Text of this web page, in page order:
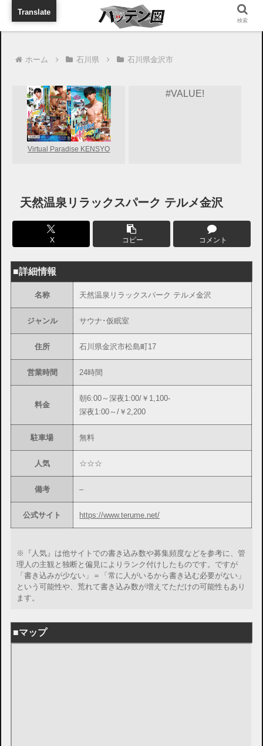
旅行に出張に待ち合わせに
ホーム 石川県 石川県金沢市
Virtual Paradise KENSYO
#VALUE!
天然温泉リラックスパーク テルメ金沢
X コピー コメント
■詳細情報
名称 天然温泉リラックスパーク テルメ金沢
ジャンル サウナ･仮眠室
住所 石川県金沢市松島町17
営業時間 24時間
料金
朝6:00～深夜1:00/￥1,100-
深夜1:00～/￥2,200
駐車場 無料
人気 ☆☆☆
備考 –
公式サイト https://www.terume.net/
※『人気』は他サイトでの書き込み数や募集頻度などを参考に、管
理人の主観と独断と偏見によりランク付けしたものです。ですが
「書き込みが少ない」＝「常に人がいるから書き込む必要がない」
という可能性や、荒れて書き込み数が増えてただけの可能性もあり
ます。
■マップ
検索
Translate